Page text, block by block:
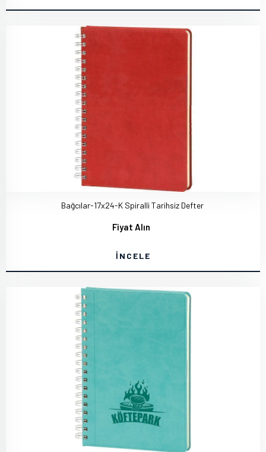
Bağcılar-17x24-K Spiralli Tarihsiz Defter
Fiyat Alın
İNCELE